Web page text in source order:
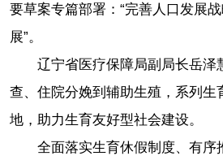
要草案专篇部署：“完善人口发展
展”。
辽宁省医疗保障局副局长岳泽
查、住院分娩到辅助生殖，系列生
地，助力生育友好型社会建设。
全面落实生育休假制度、有序